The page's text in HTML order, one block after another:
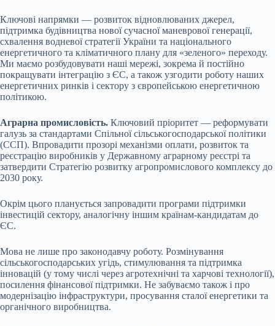
Ключові напрямки — розвиток відновлюваних джерел,
підтримка будівництва нової сучасної маневрової генерації,
схвалення водневої стратегії України та національного
енергетичного та кліматичного плану для «зеленого» переходу.
Ми маємо розбудовувати наші мережі, зокрема й постійно
покращувати інтеграцію з ЄС, а також узгодити роботу наших
енергетичних ринків і сектору з європейською енергетичною
політикою.
Аграрна промисловість. Ключовий пріоритет — реформувати
галузь за стандартами Спільної сільськогосподарської політики
(ССП). Впровадити прозорі механізми оплати, розвиток та
реєстрацію виробників у Державному аграрному реєстрі та
затвердити Стратегію розвитку агропромислового комплексу до
2030 року.
Окрім цього планується запровадити програми підтримки
інвестицій сектору, аналогічну іншим країнам-кандидатам до
ЄС.
Мова не лише про законодавчу роботу. Розмінування
сільськогосподарських угідь, стимулювання та підтримка
інновацій (у тому числі через агротехнічні та харчові технології),
посилення фінансової підтримки. Не забуваємо також і про
модернізацію інфраструктури, просування сталої енергетики та
органічного виробництва.